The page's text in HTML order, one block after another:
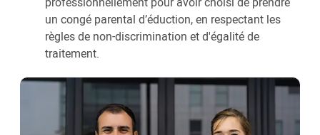
un congé parental d’éduction, en respectant les
règles de non-discrimination et d'égalité de
traitement.